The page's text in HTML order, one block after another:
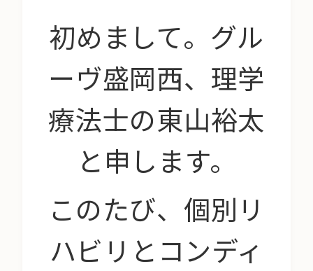
初めまして。グル
ーヴ盛岡西、理学
療法士の東山裕太
と申します。
このたび、個別リ
ハビリとコンディ